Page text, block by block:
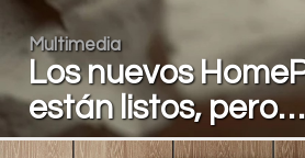
Multimedia
Los nuevos
están listos, pero…